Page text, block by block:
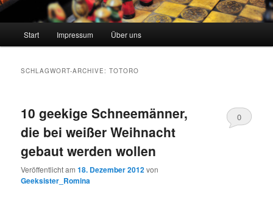
Start Impressum Über uns
SCHLAGWORT-ARCHIVE:TOTORO
10 geekige Schneemänner,
die bei weißer Weihnacht
gebaut werden wollen
Veröffentlicht am18. Dezember 2012von
Geeksister_Romina
0